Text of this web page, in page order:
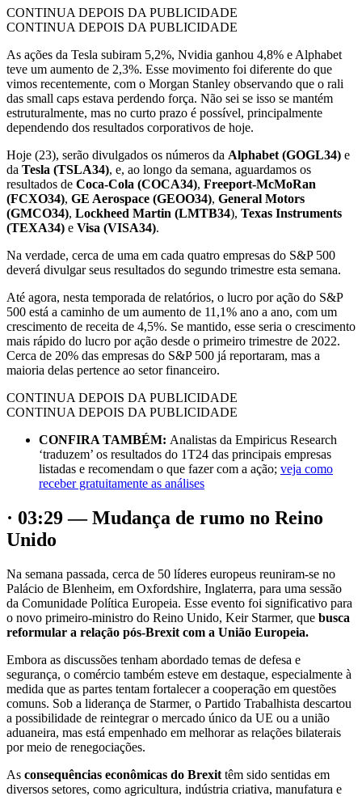
CONTINUA DEPOIS DA PUBLICIDADE
CONTINUA DEPOIS DA PUBLICIDADE
As ações da Tesla subiram 5,2%, Nvidia ganhou 4,8% e Alphabet
teve um aumento de 2,3%. Esse movimento foi diferente do que
vimos recentemente, com o Morgan Stanley observando que o rali
das small caps estava perdendo força. Não sei se isso se mantém
estruturalmente, mas no curto prazo é possível, principalmente
dependendo dos resultados corporativos de hoje.
Hoje (23), serão divulgados os números da Alphabet (GOGL34) e
da Tesla (TSLA34), e, ao longo da semana, aguardamos os
resultados de Coca-Cola (COCA34), Freeport-McMoRan
(FCXO34), GE Aerospace (GEOO34), General Motors
(GMCO34), Lockheed Martin (LMTB34), Texas Instruments
(TEXA34) e Visa (VISA34).
Na verdade, cerca de uma em cada quatro empresas do S&P 500
deverá divulgar seus resultados do segundo trimestre esta semana.
Até agora, nesta temporada de relatórios, o lucro por ação do S&P
500 está a caminho de um aumento de 11,1% ano a ano, com um
crescimento de receita de 4,5%. Se mantido, esse seria o crescimento
mais rápido do lucro por ação desde o primeiro trimestre de 2022.
Cerca de 20% das empresas do S&P 500 já reportaram, mas a
maioria delas pertence ao setor financeiro.
CONTINUA DEPOIS DA PUBLICIDADE
CONTINUA DEPOIS DA PUBLICIDADE
CONFIRA TAMBÉM: Analistas da Empiricus Research
‘traduzem’ os resultados do 1T24 das principais empresas
listadas e recomendam o que fazer com a ação; veja como
receber gratuitamente as análises
· 03:29 — Mudança de rumo no Reino
Unido
Na semana passada, cerca de 50 líderes europeus reuniram-se no
Palácio de Blenheim, em Oxfordshire, Inglaterra, para uma sessão
da Comunidade Política Europeia. Esse evento foi significativo para
o novo primeiro-ministro do Reino Unido, Keir Starmer, que busca
reformular a relação pós-Brexit com a União Europeia.
Embora as discussões tenham abordado temas de defesa e
segurança, o comércio também esteve em destaque, especialmente à
medida que as partes tentam fortalecer a cooperação em questões
comuns. Sob a liderança de Starmer, o Partido Trabalhista descartou
a possibilidade de reintegrar o mercado único da UE ou a união
aduaneira, mas está empenhado em melhorar as relações bilaterais
por meio de renegociações.
As consequências econômicas do Brexit têm sido sentidas em
diversos setores, como agricultura, indústria criativa, manufatura e